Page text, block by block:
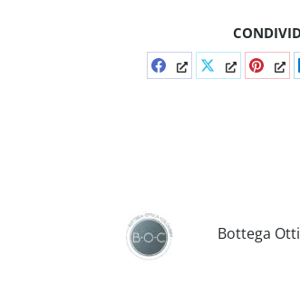
CondividiCondividi
Bottega